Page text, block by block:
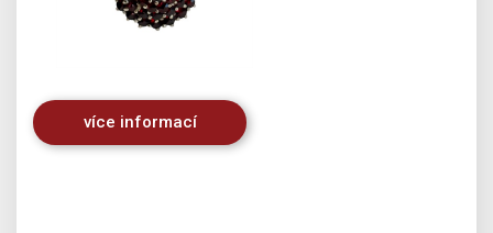
více informací